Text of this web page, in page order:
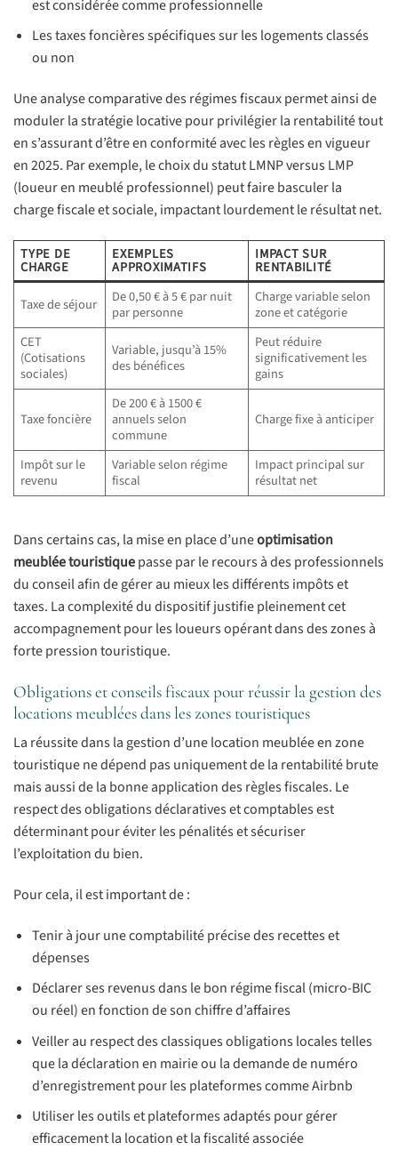
est considérée comme professionnelle
Les taxes foncières spécifiques sur les logements classés
ou non
Une analyse comparative des régimes fiscaux permet ainsi de
moduler la stratégie locative pour privilégier la rentabilité tout
en s’assurant d’être en conformité avec les règles en vigueur
en 2025. Par exemple, le choix du statut LMNP versus LMP
(loueur en meublé professionnel) peut faire basculer la
charge fiscale et sociale, impactant lourdement le résultat net.
TYPE DE
CHARGE
EXEMPLES
APPROXIMATIFS
IMPACT SUR
RENTABILITÉ
Taxe de séjour
De 0,50 € à 5 € par nuit
par personne
Charge variable selon
zone et catégorie
CET
(Cotisations
sociales)
Variable, jusqu’à 15%
des bénéfices
Peut réduire
significativement les
gains
Taxe foncière
De 200 € à 1500 €
annuels selon
commune
Charge fixe à anticiper
Impôt sur le
revenu
Variable selon régime
fiscal
Impact principal sur
résultat net
Dans certains cas, la mise en place d’uneoptimisation
meublée touristiquepasse par le recours à des professionnels
du conseil afin de gérer au mieux les différents impôts et
taxes. La complexité du dispositif justifie pleinement cet
accompagnement pour les loueurs opérant dans des zones à
forte pression touristique.
Obligations et conseils fiscaux pour réussir la gestion des
locations meublées dans les zones touristiques
La réussite dans la gestion d’une location meublée en zone
touristique ne dépend pas uniquement de la rentabilité brute
mais aussi de la bonne application des règles fiscales. Le
respect des obligations déclaratives et comptables est
déterminant pour éviter les pénalités et sécuriser
l’exploitation du bien.
Pour cela, il est important de :
Tenir à jour une comptabilité précise des recettes et
dépenses
Déclarer ses revenus dans le bon régime fiscal (micro-BIC
ou réel) en fonction de son chiffre d’affaires
Veiller au respect des classiques obligations locales telles
que la déclaration en mairie ou la demande de numéro
d’enregistrement pour les plateformes comme Airbnb
Utiliser les outils et plateformes adaptés pour gérer
efficacement la location et la fiscalité associée